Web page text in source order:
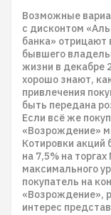
Возможные
с дисконтом
банка»
бывшего
жизни в декабре
хорошо знают,
привлечения
быть передана
Если всё же
«Возрождение»
Котировки акций
на 7,5% на
максимального
покупатель на
«Возрождение»,
интерес